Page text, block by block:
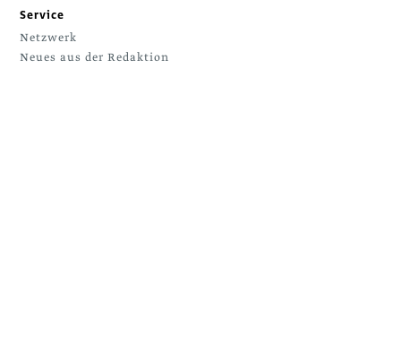
Service
Netzwerk
Neues aus der Redaktion